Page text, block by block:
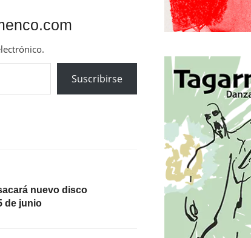
Suscribirse
nuevo disco
de junio